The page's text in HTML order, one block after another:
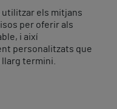
utilitzar els mitjans
per oferir als
i així
personalitzats que
termini.